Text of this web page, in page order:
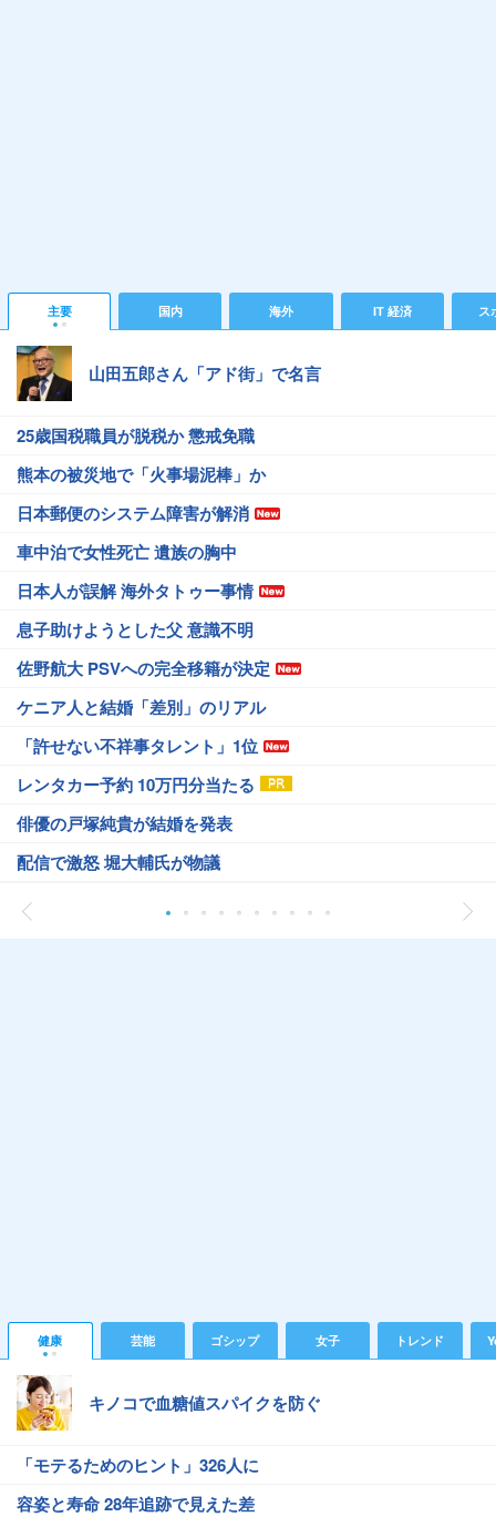
主要 国内 海外 IT 経済 ス
山田五郎さん「アド街」で名言
25歳国税職員が脱税か 懲戒免職
熊本の被災地で「火事場泥棒」か
日本郵便のシステム障害が解消
車中泊で女性死亡 遺族の胸中
日本人が誤解 海外タトゥー事情
息子助けようとした父 意識不明
佐野航大 PSVへの完全移籍が決定
ケニア人と結婚「差別」のリアル
「許せない不祥事タレント」1位
レンタカー予約 10万円分当たる
俳優の戸塚純貴が結婚を発表
配信で激怒 堀大輔氏が物議
健康 芸能 ゴシップ 女子 トレンド
キノコで血糖値スパイクを防ぐ
「モテるためのヒント」326人に
容姿と寿命 28年追跡で見えた差